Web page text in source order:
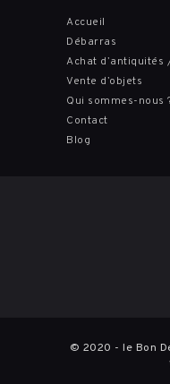
Accueil
Débarras
Achat d’antiquités
Vente d’objets
Qui sommes-nous
Contact
Blog
© 2020 - le Bon